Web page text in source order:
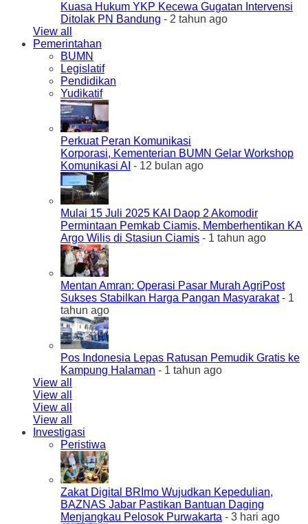
Kuasa Hukum YKP Kecewa Gugatan Intervensi
Ditolak PN Bandung - 2 tahun ago
View all
Pemerintahan
BUMN
Legislatif
Pendidikan
Yudikatif
Perkuat Peran Komunikasi
Korporasi, Kementerian BUMN Gelar Workshop
Komunikasi AI - 12 bulan ago
Mulai 15 Juli 2025 KAI Daop 2 Akomodir
Permintaan Pemkab Ciamis, Memberhentikan KA
Argo Wilis di Stasiun Ciamis - 1 tahun ago
Mentan Amran: Operasi Pasar Murah AgriPost
Sukses Stabilkan Harga Pangan Masyarakat- 1
tahun ago
Pos Indonesia Lepas Ratusan Pemudik Gratis ke
Kampung Halaman - 1 tahun ago
View all
View all
View all
View all
Investigasi
Peristiwa
Zakat Digital BRImo Wujudkan Kepedulian,
BAZNAS Jabar Pastikan Bantuan Daging
Menjangkau Pelosok Purwakarta - 3 hari ago